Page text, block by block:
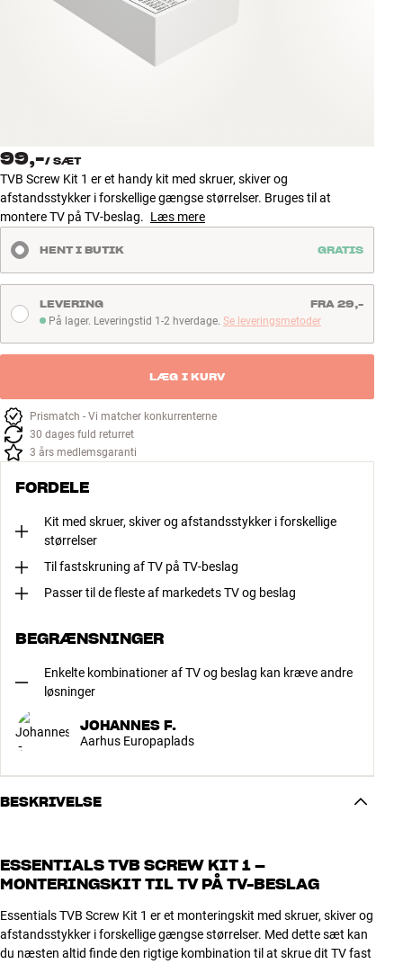
Tilbehør
INSPIRATION
TILBUD
Find Butik
Kundeservice
Log ind
Kundeservice
Byg med Lyd
99,-/ SÆT
TVB Screw Kit 1 er et handy kit med skruer, skiver og
afstandsstykker i forskellige gængse størrelser. Bruges til at
montere TV på TV-beslag. Læs mere
HENT I BUTIK GRATIS
På lager. Leveringstid 1-2 hverdage
På lager. Leveringstid 1-2 hverdage. Se leveringsmetoder
LEVERING FRA 29,-
LÆG I KURV
Prismatch - Vi matcher konkurrenterne
30 dages fuld returret
3 års medlemsgaranti
FORDELE
Kit med skruer, skiver og afstandsstykker i forskellige
størrelser
Til fastskruning af TV på TV-beslag
Passer til de fleste af markedets TV og beslag
BEGRÆNSNINGER
Enkelte kombinationer af TV og beslag kan kræve andre
løsninger
JOHANNES F.
Aarhus Europaplads
BESKRIVELSE
ESSENTIALS TVB SCREW KIT 1 –
MONTERINGSKIT TIL TV PÅ TV-BESLAG
Essentials TVB Screw Kit 1 er et monteringskit med skruer, skiver og
afstandsstykker i forskellige gængse størrelser. Med dette sæt kan
du næsten altid finde den rigtige kombination til at skrue dit TV fast